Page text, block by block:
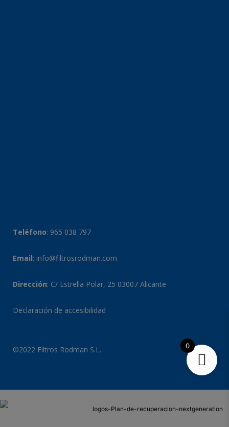
Teléfono: 965 038 797
Email: info@filtrosrodman.com
Dirección: C/ Estrella Polar, 25 03007 Alicante
Declaración de accesibilidad
©2022 Filtros Rodman S.L. 0